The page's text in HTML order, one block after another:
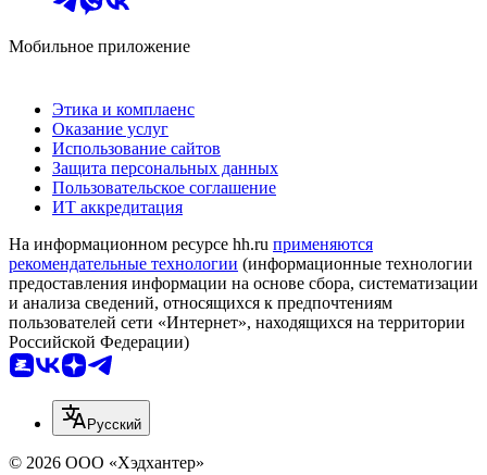
Мобильное приложение
Этика и комплаенс
Оказание услуг
Использование сайтов
Защита персональных данных
Пользовательское соглашение
ИТ аккредитация
На информационном ресурсе hh.ru применяются
рекомендательные технологии (информационные технологии
предоставления информации на основе сбора, систематизации
и анализа сведений, относящихся к предпочтениям
пользователей сети «Интернет», находящихся на территории
Российской Федерации)
Русский
© 2026 ООО «Хэдхантер»